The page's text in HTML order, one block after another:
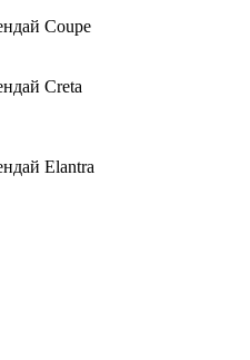
Coupe
Creta
Elantra